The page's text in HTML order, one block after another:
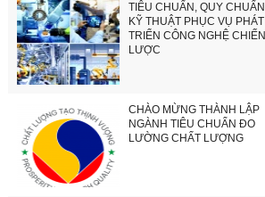
TIÊU CHUẨN, QUY CHUẨN
KỸ THUẬT PHỤC VỤ PHÁT
TRIỂN CÔNG NGHỆ CHIẾN
LƯỢC
CHÀO MỪNG THÀNH LẬP
NGÀNH TIÊU CHUẨN ĐO
LƯỜNG CHẤT LƯỢNG